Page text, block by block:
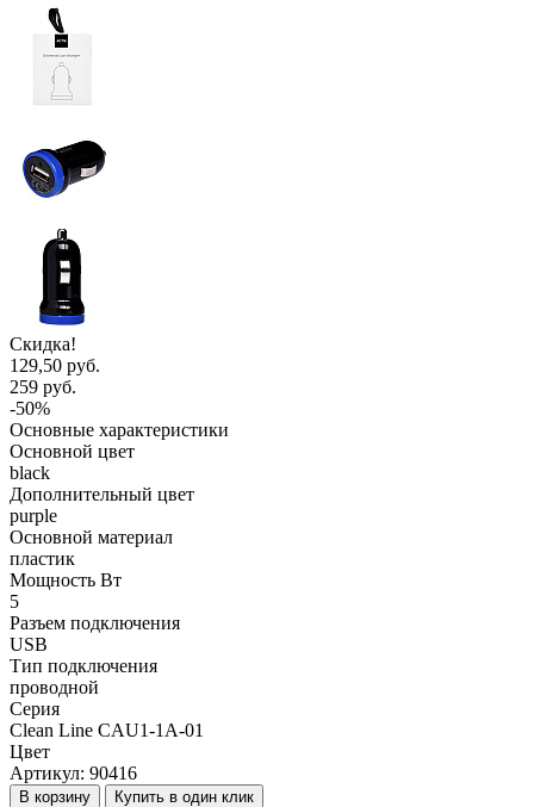
Скидка!
129,50 руб.
259 руб.
-50%
Основные характеристики
Основной цвет
black
Дополнительный цвет
purple
Основной материал
пластик
Мощность Вт
5
Разъем подключения
USB
Тип подключения
проводной
Серия
Clean Line CAU1-1A-01
Цвет
Артикул: 90416
В корзину Купить в один клик